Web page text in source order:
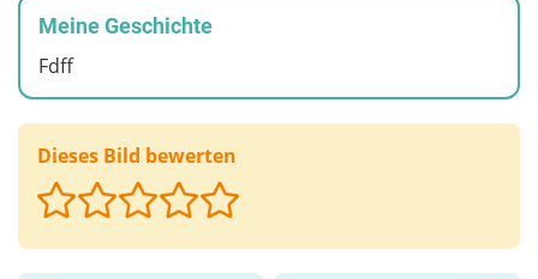
Meine Geschichte
Fdff
Dieses Bild bewerten